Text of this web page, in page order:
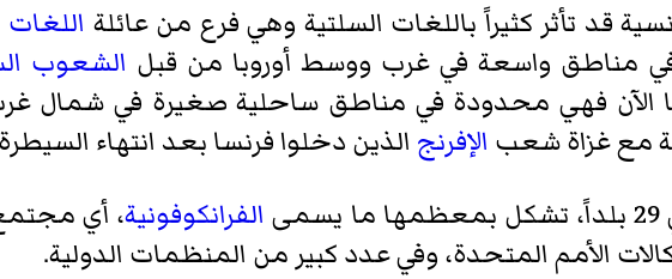
قد تأثر كثيراً باللغات السلتية وهي فرع من عائلة اللغات
في مناطق واسعة في غرب ووسط أوروبا من قبل الشعوب
أما الآن فهي محدودة في مناطق ساحلية صغيرة في شمال غرب
مع غزاة شعب الإفرنج الذين دخلوا فرنسا بعد انتهاء
الفرانكوفونية، أي
الأمم المتحدة، وفي عدد كبير من المنظمات الدولية.